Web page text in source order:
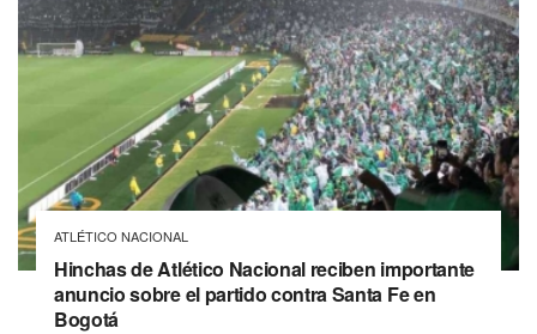
ATLÉTICO NACIONAL
Hinchas de Atlético Nacional reciben importante
anuncio sobre el partido contra Santa Fe en
Bogotá